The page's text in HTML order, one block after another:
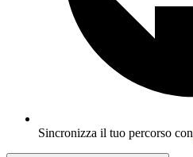
Sincronizza il tuo percorso con